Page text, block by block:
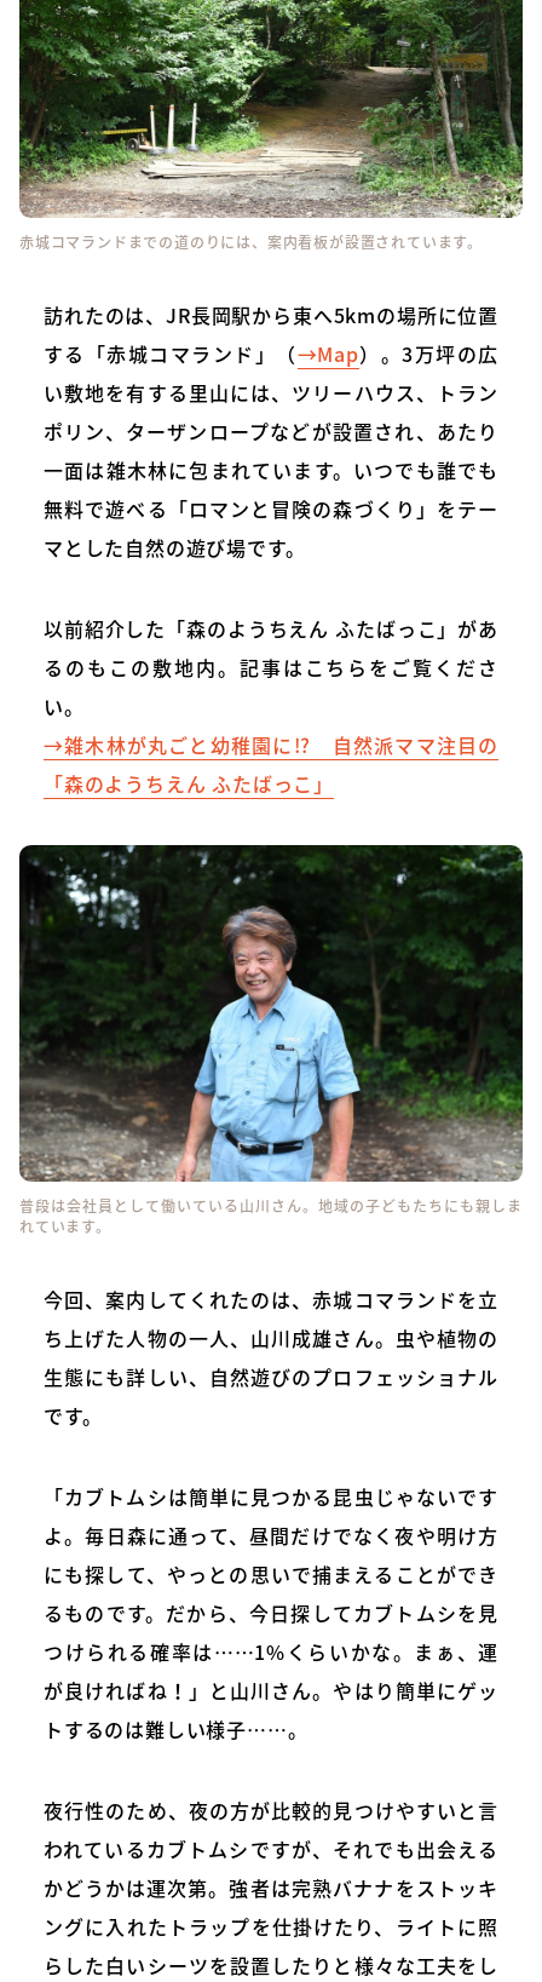
赤城コマランドまでの道のりには、案内看板が設置されています。
訪れたのは、JR長岡駅から東へ5kmの場所に位置
する「赤城コマランド」（→Map）。3万坪の広
い敷地を有する里山には、ツリーハウス、トラン
ポリン、ターザンロープなどが設置され、あたり
一面は雑木林に包まれています。いつでも誰でも
無料で遊べる「ロマンと冒険の森づくり」をテー
マとした自然の遊び場です。
以前紹介した「森のようちえん ふたばっこ」があ
るのもこの敷地内。記事はこちらをご覧くださ
い。
→雑木林が丸ごと幼稚園に!? 自然派ママ注目の
「森のようちえん ふたばっこ」
普段は会社員として働いている山川さん。地域の子どもたちにも親しま
れています。
今回、案内してくれたのは、赤城コマランドを立
ち上げた人物の一人、山川成雄さん。虫や植物の
生態にも詳しい、自然遊びのプロフェッショナル
です。
「カブトムシは簡単に見つかる昆虫じゃないです
よ。毎日森に通って、昼間だけでなく夜や明け方
にも探して、やっとの思いで捕まえることができ
るものです。だから、今日探してカブトムシを見
つけられる確率は……1%くらいかな。まぁ、運
が良ければね！」と山川さん。やはり簡単にゲッ
トするのは難しい様子……。
夜行性のため、夜の方が比較的見つけやすいと言
われているカブトムシですが、それでも出会える
かどうかは運次第。強者は完熟バナナをストッキ
ングに入れたトラップを仕掛けたり、ライトに照
らした白いシーツを設置したりと様々な工夫をし